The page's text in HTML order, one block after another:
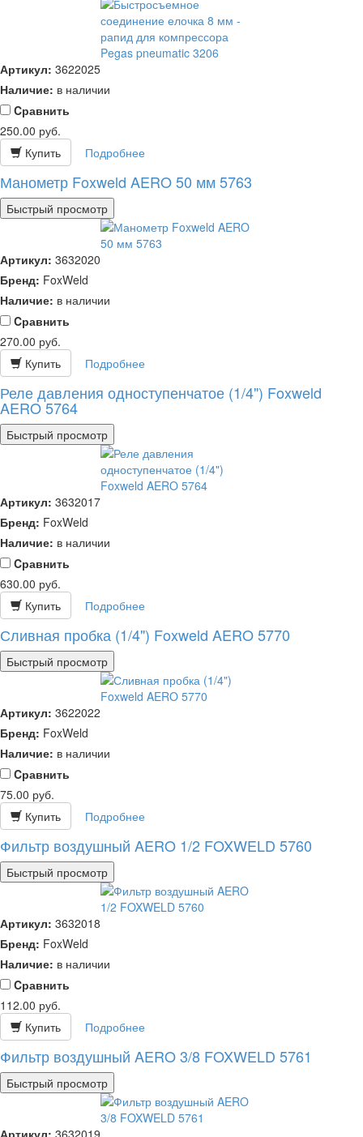
Артикул: 3622025
Наличие: в наличии
Cравнить
250.00 руб.
Купить
Подробнее
Манометр Foxweld AERO 50 мм 5763
Быстрый просмотр
Артикул: 3632020
Бренд: FoxWeld
Наличие: в наличии
Cравнить
270.00 руб.
Купить
Подробнее
Реле давления одноступенчатое (1/4") Foxweld
AERO 5764
Быстрый просмотр
Артикул: 3632017
Бренд: FoxWeld
Наличие: в наличии
Cравнить
630.00 руб.
Купить
Подробнее
Сливная пробка (1/4") Foxweld AERO 5770
Быстрый просмотр
Артикул: 3622022
Бренд: FoxWeld
Наличие: в наличии
Cравнить
75.00 руб.
Купить
Подробнее
Фильтр воздушный AERO 1/2 FOXWELD 5760
Быстрый просмотр
Артикул: 3632018
Бренд: FoxWeld
Наличие: в наличии
Cравнить
112.00 руб.
Купить
Подробнее
Фильтр воздушный AERO 3/8 FOXWELD 5761
Быстрый просмотр